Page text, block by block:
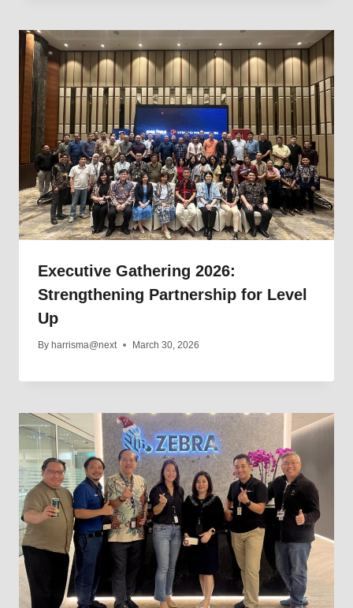
Executive Gathering 2026:
Strengthening Partnership for Level
Up
By harrisma@next March 30, 2026